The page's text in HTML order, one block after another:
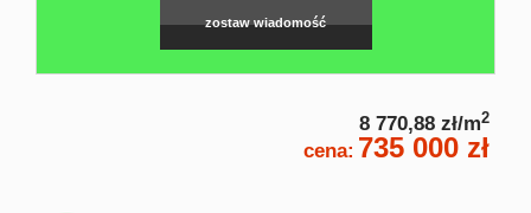
zostaw wiadomość
8 770,88 zł/m2
cena: 735 000 zł